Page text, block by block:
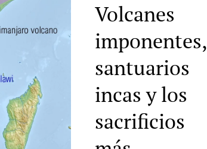
Volcanes
imponentes,
santuarios
incas y los
sacrificios